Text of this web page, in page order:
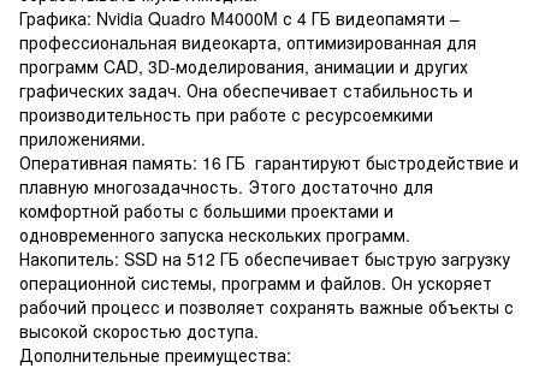
Графика: Nvidia Quadro M4000M с 4 ГБ видеопамяти –
профессиональная видеокарта, оптимизированная для
программ CAD, 3D-моделирования, анимации и других
графических задач. Она обеспечивает стабильность и
производительность при работе с ресурсоемкими
приложениями.
Оперативная память: 16 ГБ гарантируют быстродействие и
плавную многозадачность. Этого достаточно для
комфортной работы с большими проектами и
одновременного запуска нескольких программ.
Накопитель: SSD на 512 ГБ обеспечивает быструю загрузку
операционной системы, программ и файлов. Он ускоряет
рабочий процесс и позволяет сохранять важные объекты с
высокой скоростью доступа.
Дополнительные преимущества: